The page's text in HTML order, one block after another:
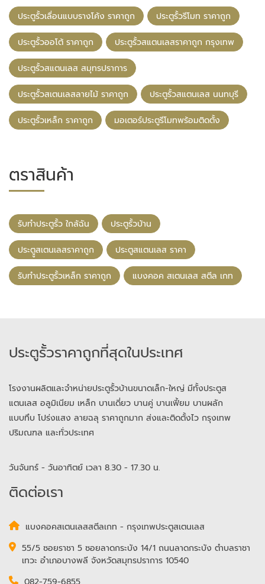
ประตูรั้วเลื่อนแบบรางโค้ง ราคาถูก ประตูรั้วรีโมท ราคาถูก
ประตูรั้วออโต้ ราคาถูก ประตูรั้วสแตนเลสราคาถูก กรุงเทพ
ประตูรั้วสแตนเลส สมุทรปราการ
ประตูรั้วสเตนเลสลายไม้ ราคาถูก ประตูรั้วสแตนเลส นนทบุรี
ประตูรั้วเหล็ก ราคาถูก มอเตอร์ประตูรีโมทพร้อมติดตั้ง
ตราสินค้า
รับทําประตูรั้ว ใกล้ฉัน ประตูรั้วบ้าน
ประตููสเตนเลสราคาถูก ประตูสแตนเลส ราคา
รับทําประตูรั้วเหล็ก ราคาถูก แบงคอค สเตนเลส สตีล เกท
ประตูรั้วราคาถูกที่สุดในประเทศ
โรงงานผลิตและจำหน่ายประตูรั้วบ้านขนาดเล็ก-ใหญ่ มีทั้งประตูส
แตนเลส อลูมิเนียม เหล็ก บานเดี่ยว บานคู่ บานเฟี้ยม บานผลัก
แบบทึบ โปร่งแสง ลายฉลุ ราคาถูกมาก ส่งและติดตั้งไว กรุงเทพ
ปริมณฑล และทั่วประเทศ
วันจันทร์ - วันอาทิตย์ เวลา 8.30 - 17.30 น.
ติดต่อเรา
แบงคอคสเตนเลสสตีลเกท - กรุงเทพประตูสเตนเลส
55/5 ซอยราชา 5 ซอยลาดกระบัง 14/1 ถนนลาดกระบัง ตำบลราชา
เทวะ อำเภอบางพลี จังหวัดสมุทรปราการ 10540